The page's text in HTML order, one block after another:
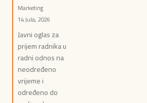
Marketing
14 Jula, 2026
Javni oglas za
prijem radnika u
radni odnos na
neodređeno
vrijeme i
određeno do